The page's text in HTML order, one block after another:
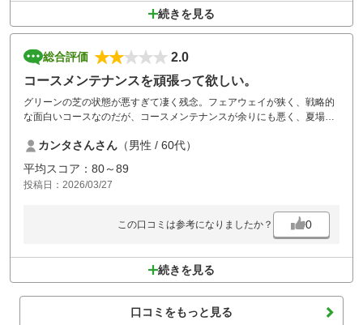
まぁ今時7.000円でラウンド出来るのであれば、全く問題です。近くな
続きを見る
総合評価
2.0
コースメンテナンスを頑張って欲しい。
グリーンの芝の状態が悪すぎて凄く残念。フェアウェイが狭く、戦略的
な面白いコースなのだが、コースメンテナンスが余りにも悪く、夏場に
カンタさんさん （男性 / 60代）
平均スコア：80～89
投稿日：2026/03/27
この口コミは参考になりましたか？ 0
続きを見る
口コミをもっと見る